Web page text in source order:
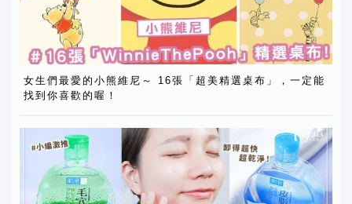
女生們最愛的小熊維尼～ 16張「超美精選桌布」，一定能
找到你喜歡的喔！